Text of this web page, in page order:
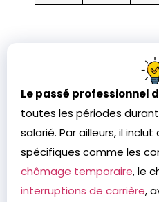
Le passé professionnel
toutes les périodes
salarié. Par ailleurs, il
spécifiques comme les
chômage temporaire, le
interruptions de carrière,